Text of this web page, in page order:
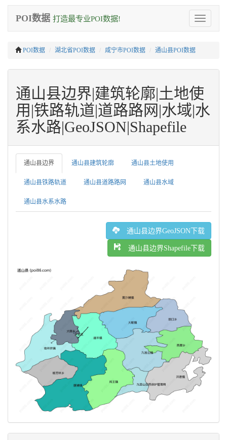
Toggle
navigation
POI数据 打造最专业POI数据!
POI数据 湖北省POI数据 咸宁市POI数据 通山县POI数据
通山县边界|建筑轮廓|土地使
用|铁路轨道|道路路网|水域|水
系水路|GeoJSON|Shapefile
通山县边界 通山县建筑轮廓 通山县土地使用
通山县铁路轨道 通山县道路路网 通山县水域
通山县水系水路
通山县边界GeoJSON下载
通山县边界Shapefile下载